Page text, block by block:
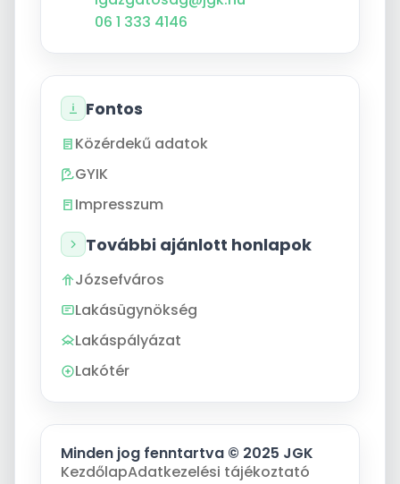
06 1 333 4146
Fontos
Közérdekű adatok
GYIK
Impresszum
További ajánlott honlapok
Józsefváros
Lakásügynökség
Lakáspályázat
Lakótér
Minden jog fenntartva © 2025 JGK
KezdőlapAdatkezelési tájékoztató